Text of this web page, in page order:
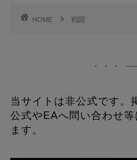
HOME 戦闘
当サイトは非公式です。
公式やEAへ問い合わせ
ます。